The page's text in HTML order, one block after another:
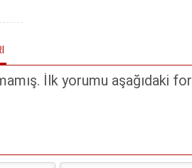
İlk yorumu aşağıdaki